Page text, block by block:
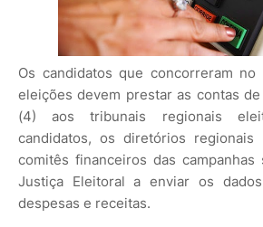
Os candidatos que concorreram
eleições devem prestar as contas
(4) aos tribunais regionais
candidatos, os diretórios
comitês financeiros das campanhas
Justiça Eleitoral a enviar os
despesas e receitas.